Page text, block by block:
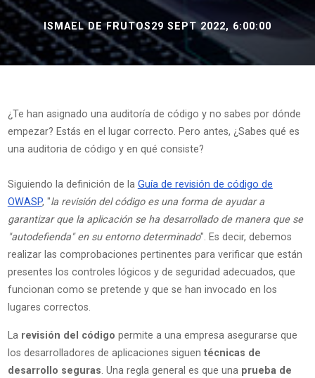
ISMAEL DE FRUTOS29 SEPT 2022, 6:00:00
¿Te han asignado una auditoría de código y no sabes por dónde
empezar? Estás en el lugar correcto. Pero antes, ¿Sabes qué es
una auditoria de código y en qué consiste?
Siguiendo la definición de la Guía de revisión de código de
OWASP, "la revisión del código es una forma de ayudar a
garantizar que la aplicación se ha desarrollado de manera que se
"autodefienda" en su entorno determinado". Es decir, debemos
realizar las comprobaciones pertinentes para verificar que están
presentes los controles lógicos y de seguridad adecuados, que
funcionan como se pretende y que se han invocado en los
lugares correctos.
La revisión del código permite a una empresa asegurarse que
los desarrolladores de aplicaciones siguen técnicas de
desarrollo seguras. Una regla general es que una prueba de